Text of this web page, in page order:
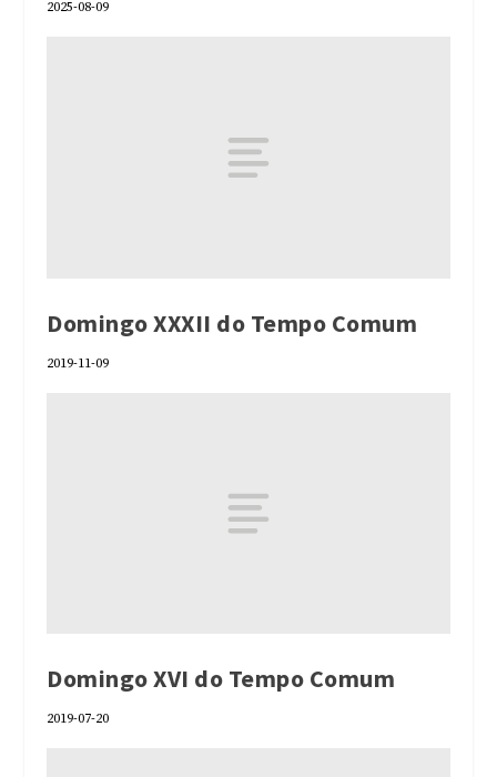
2025-08-09
Domingo XXXII do Tempo Comum
2019-11-09
Domingo XVI do Tempo Comum
2019-07-20